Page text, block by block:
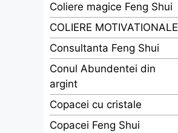
Coliere magice Feng Shui
COLIERE MOTIVATIONALE
Consultanta Feng Shui
Conul Abundentei din
argint
Copacei cu cristale
Copacei Feng Shui